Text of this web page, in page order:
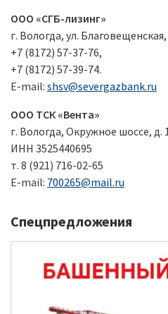
ООО «СГБ-лизинг»
г. Вологда, ул. Благовещенская,
+7 (8172) 57-37-76,
+7 (8172) 57-39-74.
E-mail: shsv@severgazbank.ru
ООО ТСК «Вента»
г. Вологда, Окружное шоссе, д.
ИНН 3525440695
т. 8 (921) 716-02-65
E-mail: 700265@mail.ru
Спецпредложения